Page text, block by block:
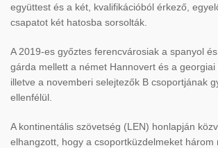
együttest és a két, kvalifikációból érkező,
csapatot két hatosba sorsolták.
A 2019-es győztes ferencvárosiak a spanyol
gárda mellett a német Hannovert és a georgiai
illetve a novemberi selejtezők B csoportjának
ellenfélül.
A kontinentális szövetség (LEN) honlapján
elhangzott, hogy a csoportküzdelmeket három